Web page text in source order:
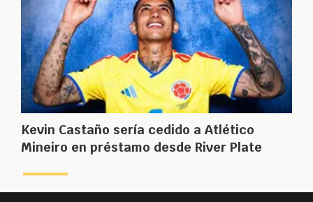
Kevin Castaño sería cedido a Atlético
Mineiro en préstamo desde River Plate